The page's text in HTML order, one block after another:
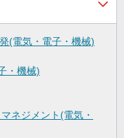
(電気・電子・機械)
・機械)
ネジメント(電気・